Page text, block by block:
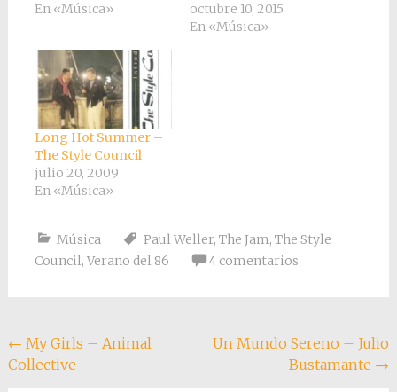
mes en Inglaterra y
cumplir 17 años y con
parte del dinero que
me familia me había
regalado ,al día
siguiente de mi…
En «Música»
Council y hoy me toca
hablar del primero de
octubre 10, 2015
En «Música»
Long Hot Summer –
The Style Council
julio 20, 2009
En «Música»
Música Paul Weller, The Jam, The Style
Council, Verano del 86 4 comentarios
Navegación
de
← My Girls – Animal
Collective
Un Mundo Sereno – Julio
Bustamante →